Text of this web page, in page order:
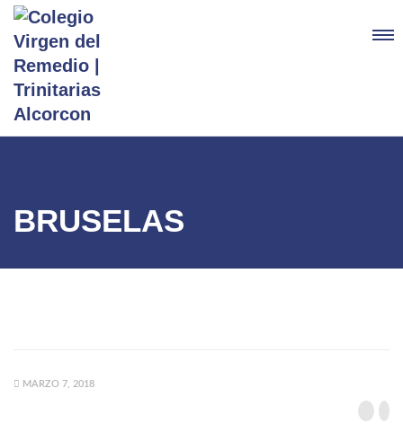
BRUSELAS
MARZO 7, 2018